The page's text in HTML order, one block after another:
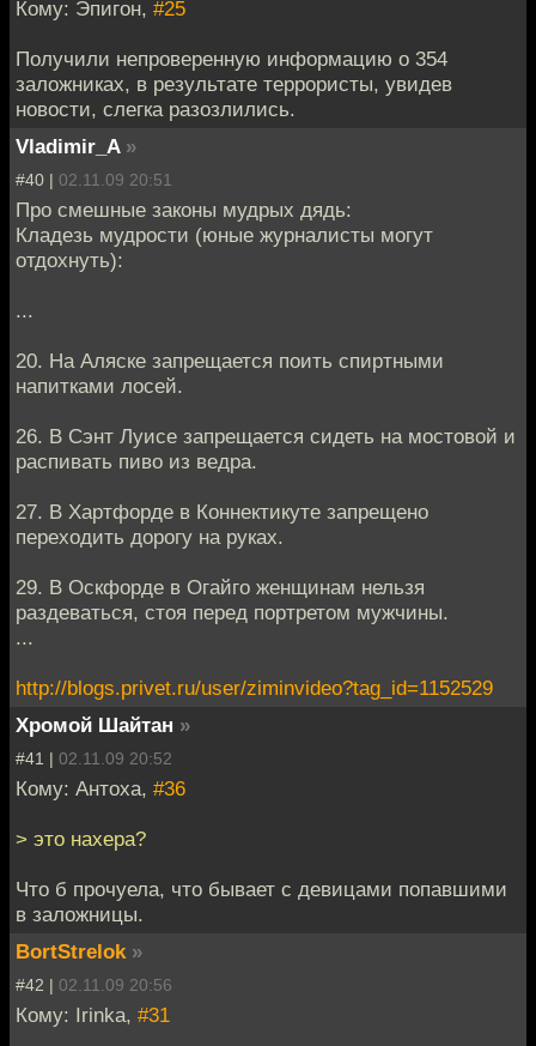
Кому: Эпигон, #25
Получили непроверенную информацию о 354
заложниках, в результате террористы, увидев
новости, слегка разозлились.
Vladimir_A »
#40 | 02.11.09 20:51
Про смешные законы мудрых дядь:
Кладезь мудрости (юные журналисты могут
отдохнуть):
...
20. На Аляске запрещается поить спиртными
напитками лосей.
26. В Сэнт Луисе запрещается сидеть на мостовой и
распивать пиво из ведра.
27. В Хартфорде в Коннектикуте запрещено
переходить дорогу на руках.
29. В Оскфорде в Огайго женщинам нельзя
раздеваться, стоя перед портретом мужчины.
...
http://blogs.privet.ru/user/ziminvideo?tag_id=1152529
Хромой Шайтан »
#41 | 02.11.09 20:52
Кому: Антоха, #36
> это нахера?
Что б прочуела, что бывает с девицами попавшими
в заложницы.
BortStrelok »
#42 | 02.11.09 20:56
Кому: Irinka, #31